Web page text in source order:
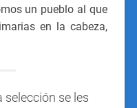
un pueblo al que
en la cabeza,
selección se les